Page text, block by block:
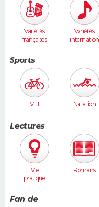
Variétés
françaises
Variétés
internation
Sports
VTT Natation
Lectures
Vie
pratique
Romans
Fan de